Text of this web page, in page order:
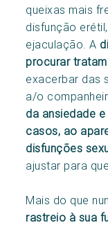
queixas mais
disfunção
ejaculação. A
procurar
exacerbar das
a/o
da ansiedade
casos, ao
disfunções
ajustar para
Mais do que
rastreio à sua